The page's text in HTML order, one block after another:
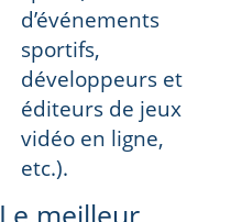
d’événements
sportifs,
développeurs et
éditeurs de jeux
vidéo en ligne,
etc.).
Le meilleur